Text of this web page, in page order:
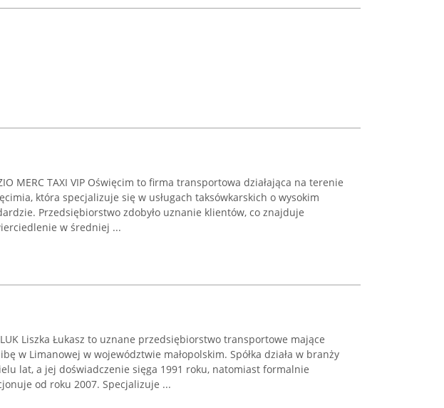
MERC TAXI VIP Oświęcim to firma transportowa działająca na terenie
która specjalizuje się w usługach taksówkarskich o wysokim
Przedsiębiorstwo zdobyło uznanie klientów, co znajduje
w średniej ...
Liszka Łukasz to uznane przedsiębiorstwo transportowe mające
w Limanowej w województwie małopolskim. Spółka działa w branży
lat, a jej doświadczenie sięga 1991 roku, natomiast formalnie
od roku 2007. Specjalizuje ...